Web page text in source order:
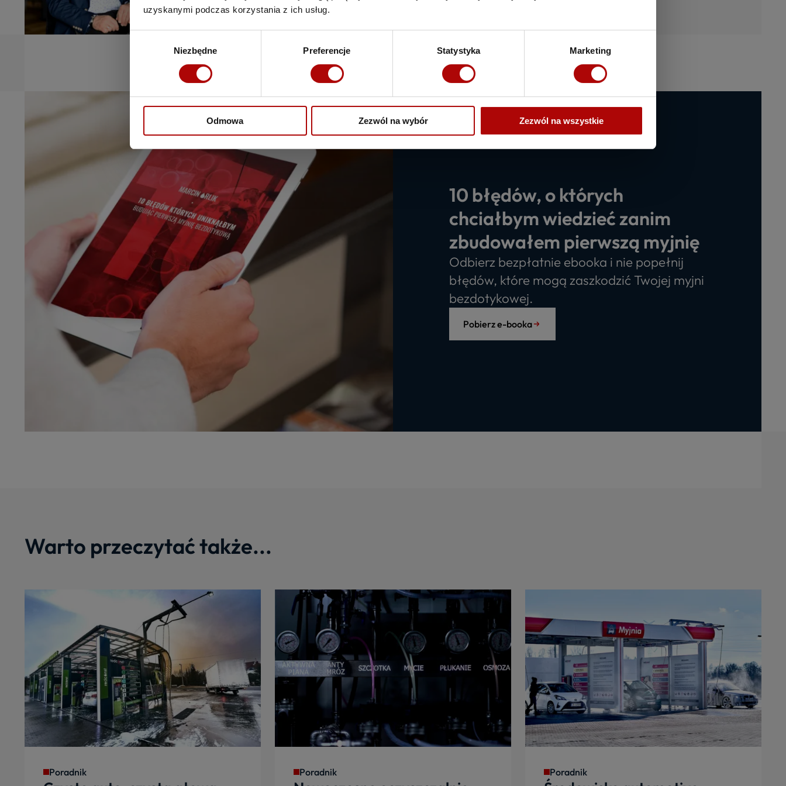
uzyskanymi podczas korzystania z ich usług.
Wybór
Niezbędne Preferencje Statystyka Marketing
Odmowa Zezwól na wybór Zezwól na wszystkie
10 błędów, o których
chciałbym wiedzieć zanim
zbudowałem pierwszą myjnię
Odbierz bezpłatnie ebooka i nie popełnij
błędów, które mogą zaszkodzić Twojej myjni
bezdotykowej.
Pobierz e-booka
Warto przeczytać także...
Poradnik Poradnik Poradnik